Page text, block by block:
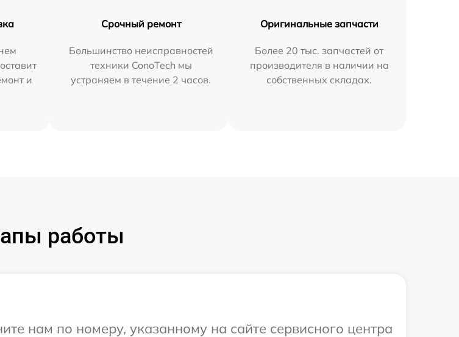
и
Срочный ремонт
Большинство неисправностей
техники ConoTech мы
устраняем в течение 2 часов.
Оригинальные запчасти
Более 20 тыс. запчастей от
производителя в наличии на
собственных складах.
работы
нам по номеру, указанному на сайте сервисного центра